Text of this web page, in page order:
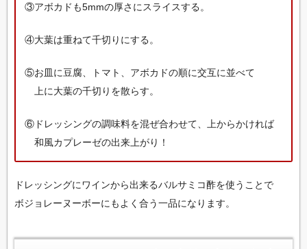
③アボカドも5mmの厚さにスライスする。
④大葉は重ねて千切りにする。
⑤お皿に豆腐、トマト、アボカドの順に交互に並べて
上に大葉の千切りを散らす。
⑥ドレッシングの調味料を混ぜ合わせて、上からかければ
和風カプレーゼの出来上がり！
ドレッシングにワインから出来るバルサミコ酢を使うことで
ボジョレーヌーボーにもよく合う一品になります。